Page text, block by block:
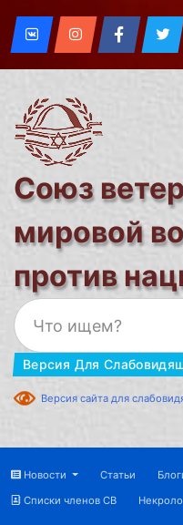
Союз
мировой
против
Версия Для
Версия сайта для
Новости Статьи
Списки членов СВ